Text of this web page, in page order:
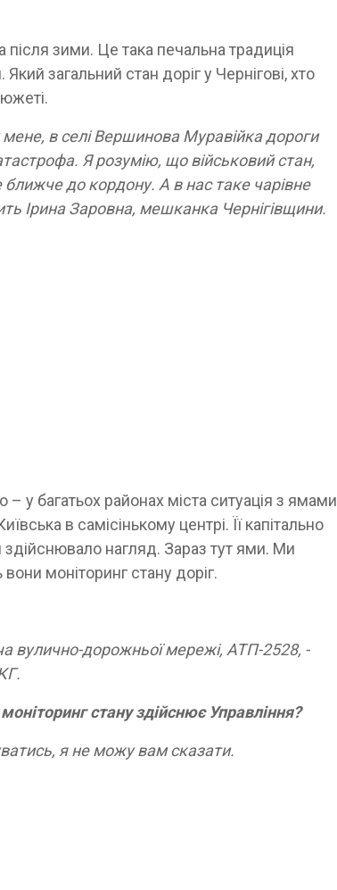
зими. Це така печальна традиція
загальний стан доріг у Чернігові, хто
в селі Вершинова Муравійка дороги
Я розумію, що військовий стан,
до кордону. А в нас таке чарівне
Ірина Заровна, мешканка Чернігівщини.
– у багатьох районах міста ситуація з ямами
в самісінькому центрі. Її капітально
нагляд. Зараз тут ями. Ми
моніторинг стану доріг.
вулично-дорожньої мережі, АТП-2528, -
стану здійснює Управління?
я не можу вам сказати.